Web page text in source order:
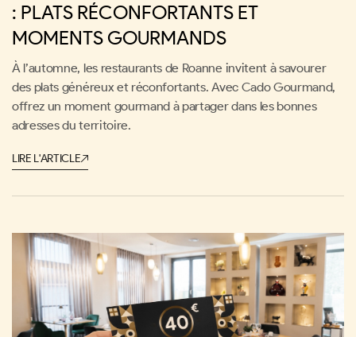
: PLATS RÉCONFORTANTS ET
MOMENTS GOURMANDS
À l’automne, les restaurants de Roanne invitent à savourer
des plats généreux et réconfortants. Avec Cado Gourmand,
offrez un moment gourmand à partager dans les bonnes
adresses du territoire.
LIRE L'ARTICLE